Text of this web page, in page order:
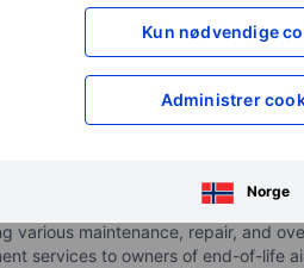
Kun nødvendige
Administrer
Norge
and operators of mid-life
various maintenance, repair, and
services to owners of end-of-